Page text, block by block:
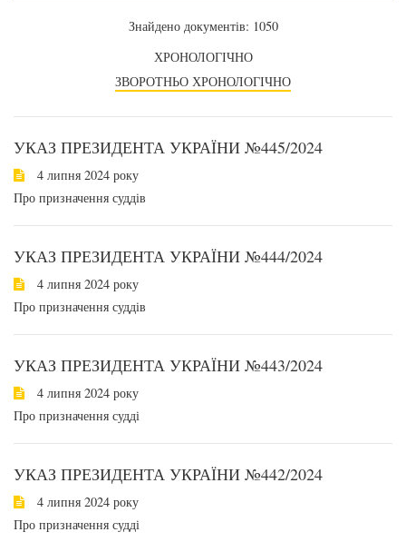
Знайдено документів: 1050
ХРОНОЛОГІЧНО
ЗВОРОТНЬО ХРОНОЛОГІЧНО
УКАЗ ПРЕЗИДЕНТА УКРАЇНИ №445/2024
4 липня 2024 року
Про призначення суддів
УКАЗ ПРЕЗИДЕНТА УКРАЇНИ №444/2024
4 липня 2024 року
Про призначення суддів
УКАЗ ПРЕЗИДЕНТА УКРАЇНИ №443/2024
4 липня 2024 року
Про призначення судді
УКАЗ ПРЕЗИДЕНТА УКРАЇНИ №442/2024
4 липня 2024 року
Про призначення судді